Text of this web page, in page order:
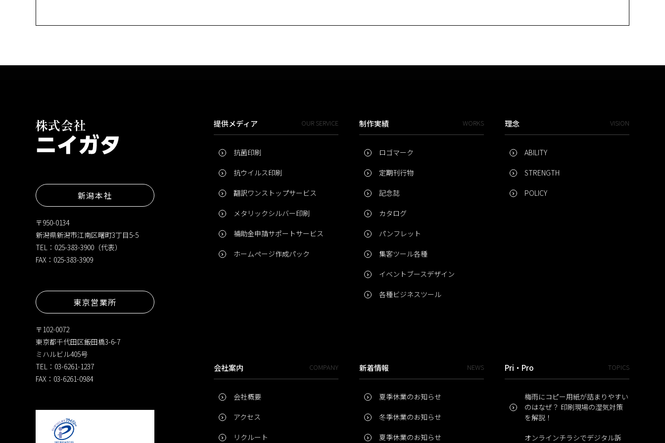
新潟本社
〒950-0134
新潟県新潟市江南区曙町3丁目5-5
TEL：025-383-3900（代表）
FAX：025-383-3909
東京営業所
〒102-0072
東京都千代田区飯田橋3-6-7
ミハルビル405号
TEL：03-6261-1237
FAX：03-6261-0984
提供メディア OUR SERVICE
抗菌印刷
抗ウイルス印刷
翻訳ワンストップサービス
メタリックシルバー印刷
補助金申請サポートサービス
ホームページ作成パック
制作実績 WORKS
ロゴマーク
定期刊行物
記念誌
カタログ
パンフレット
集客ツール各種
イベントブースデザイン
各種ビジネスツール
理念 VISION
ABILITY
STRENGTH
POLICY
会社案内 COMPANY
会社概要
アクセス
リクルート
新着情報 NEWS
夏季休業のお知らせ
冬季休業のお知らせ
夏季休業のお知らせ
Pri・Pro TOPICS
梅雨にコピー用紙が詰まりやすい
のはなぜ？ 印刷現場の湿気対策
を解説！
オンラインチラシでデジタル訴